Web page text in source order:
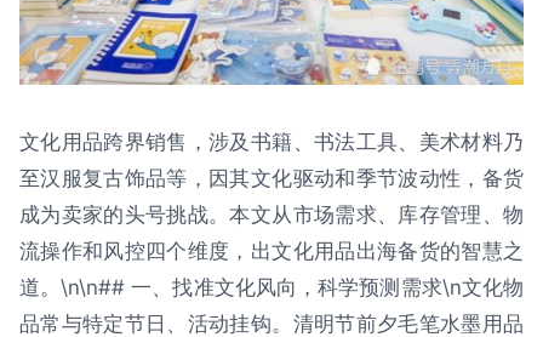
文化用品跨界销售，涉及书籍、书法工具、美术材料乃
至汉服复古饰品等，因其文化驱动和季节波动性，备货
成为卖家的头号挑战。本文从市场需求、库存管理、物
流操作和风控四个维度，出文化用品出海备货的智慧之
道。\n\n## 一、找准文化风向，科学预测需求\n文化物
品常与特定节日、活动挂钩。清明节前夕毛笔水墨用品